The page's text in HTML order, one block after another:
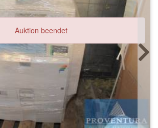
Auktion beendet